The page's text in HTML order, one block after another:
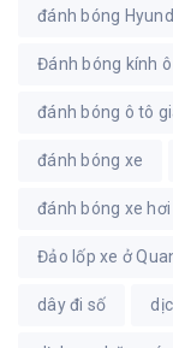
đánh bóng
Đánh bóng kính
đánh bóng ô tô
đánh bóng xe
đánh bóng xe hơi
Đảo lốp xe ở
dây đi số